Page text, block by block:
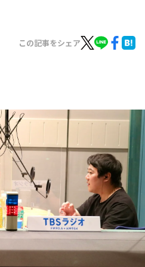
この記事をシェア